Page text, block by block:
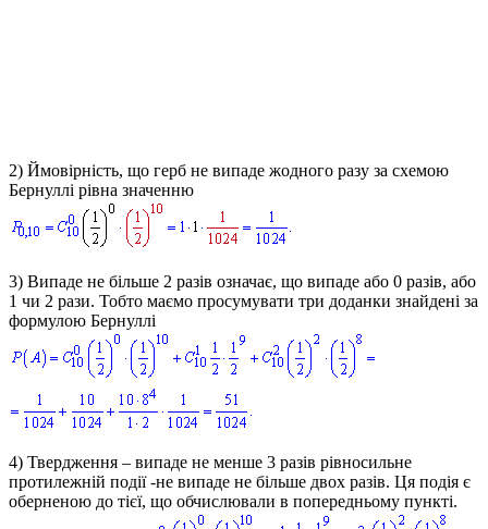
2) Ймовірність, що герб не випаде жодного разу за схемою
Бернуллі рівна значенню
3) Випаде не більше 2 разів означає, що випаде або 0 разів, або
1 чи 2 рази. Тобто маємо просумувати три доданки знайдені за
формулою Бернуллі
4) Твердження – випаде не менше 3 разів рівносильне
протилежній події -не випаде не більше двох разів. Ця подія є
оберненою до тієї, що обчислювали в попередньому пункті.